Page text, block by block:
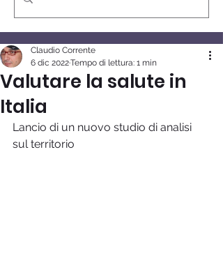
Valutare la salute in
Italia
Claudio Corrente
6 dic 2022Tempo di lettura: 1 min
Lancio di un nuovo studio di analisi
sul territorio